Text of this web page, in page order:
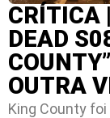
CRÍTICA
DEAD
OUTRA
King County